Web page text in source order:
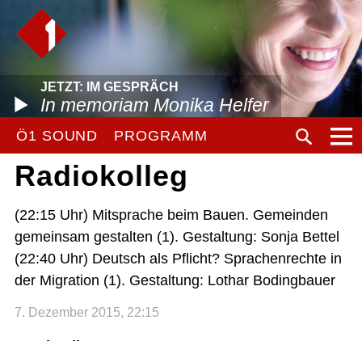
JETZT: IM GESPRÄCH
In memoriam Monika Helfer
Ö1 SOUND PROGRAMM
Radiokolleg
(22:15 Uhr) Mitsprache beim Bauen. Gemeinden
gemeinsam gestalten (1). Gestaltung: Sonja Bettel
(22:40 Uhr) Deutsch als Pflicht? Sprachenrechte in
der Migration (1). Gestaltung: Lothar Bodingbauer
7. Dezember 2015, 22:15